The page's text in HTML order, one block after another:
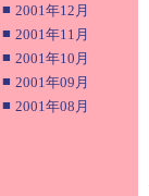
■ 2001年12月
■ 2001年11月
■ 2001年10月
■ 2001年09月
■ 2001年08月